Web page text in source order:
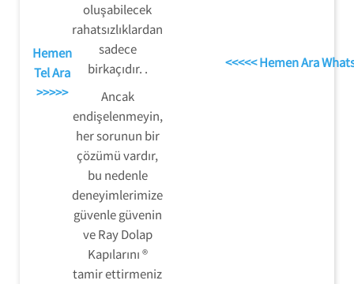
Hemen
Tel Ara
>>>>>
oluşabilecek
rahatsızlıklardan
sadece
birkaçıdır. .
Ancak
endişelenmeyin,
her sorunun bir
çözümü vardır,
bu nedenle
deneyimlerimize
güvenle güvenin
ve Ray Dolap
Kapılarını ®
tamir ettirmeniz
<<<<< Hemen Ara